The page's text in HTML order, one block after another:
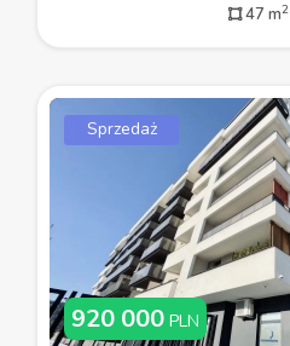
47 m2
Sprzedaż
920 000 PLN